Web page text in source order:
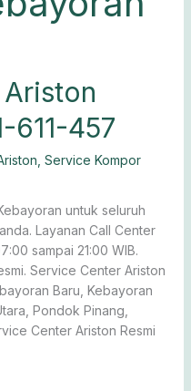
611-457
Service Kompor
untuk seluruh
Layanan Call Center
sampai 21:00 WIB.
Service Center Ariston
Baru, Kebayoran
Pondok Pinang,
Center Ariston Resmi